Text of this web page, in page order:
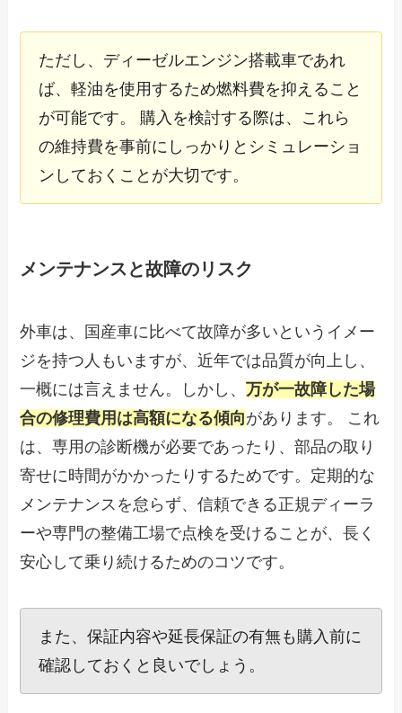
ただし、ディーゼルエンジン搭載車であれ
ば、軽油を使用するため燃料費を抑えること
が可能です。 購入を検討する際は、これら
の維持費を事前にしっかりとシミュレーショ
ンしておくことが大切です。
メンテナンスと故障のリスク
外車は、国産車に比べて故障が多いというイメー
ジを持つ人もいますが、近年では品質が向上し、
一概には言えません。しかし、万が一故障した場
合の修理費用は高額になる傾向があります。 これ
は、専用の診断機が必要であったり、部品の取り
寄せに時間がかかったりするためです。定期的な
メンテナンスを怠らず、信頼できる正規ディーラ
ーや専門の整備工場で点検を受けることが、長く
安心して乗り続けるためのコツです。
また、保証内容や延長保証の有無も購入前に
確認しておくと良いでしょう。